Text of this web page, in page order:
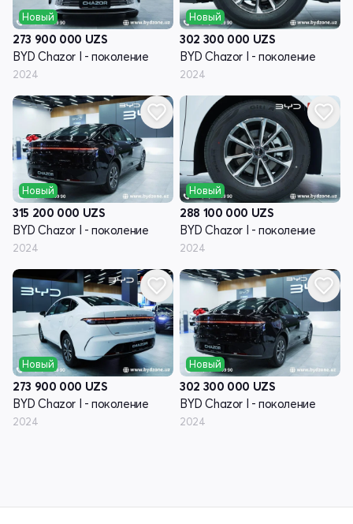
Новый
273 900 000 UZS
BYD Chazor I - поколение
2024
Новый
302 300 000 UZS
BYD Chazor I - поколение
2024
Новый
315 200 000 UZS
BYD Chazor I - поколение
2024
Новый
288 100 000 UZS
BYD Chazor I - поколение
2024
Новый
273 900 000 UZS
BYD Chazor I - поколение
2024
Новый
302 300 000 UZS
BYD Chazor I - поколение
2024